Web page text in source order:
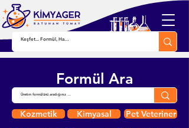
Formül Ara
Kozmetik Kimyasal
Pet Veteriner